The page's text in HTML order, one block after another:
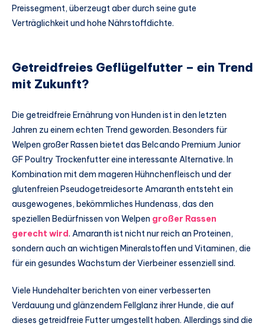
Preissegment, überzeugt aber durch seine gute
Verträglichkeit und hohe Nährstoffdichte.
Getreidfreies Geflügelfutter – ein Trend
mit Zukunft?
Die getreidfreie Ernährung von Hunden ist in den letzten
Jahren zu einem echten Trend geworden. Besonders für
Welpen großer Rassen bietet das Belcando Premium Junior
GF Poultry Trockenfutter eine interessante Alternative. In
Kombination mit dem mageren Hühnchenfleisch und der
glutenfreien Pseudogetreidesorte Amaranth entsteht ein
ausgewogenes, bekömmliches Hundenass, das den
speziellen Bedürfnissen von Welpen großer Rassen
gerecht wird. Amaranth ist nicht nur reich an Proteinen,
sondern auch an wichtigen Mineralstoffen und Vitaminen, die
für ein gesundes Wachstum der Vierbeiner essenziell sind.
Viele Hundehalter berichten von einer verbesserten
Verdauung und glänzendem Fellglanz ihrer Hunde, die auf
dieses getreidfreie Futter umgestellt haben. Allerdings sind die